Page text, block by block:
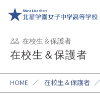
在校生＆保護者
在校生＆保護者
HOME ／ 在校生＆保護者 ／